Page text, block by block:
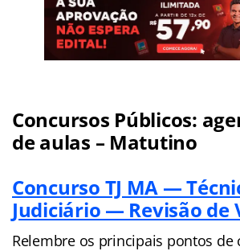
Concursos Públicos:
de aulas – Matutino
Concurso TJ MA —
Judiciário — Revisão de
Relembre os principais pontos de